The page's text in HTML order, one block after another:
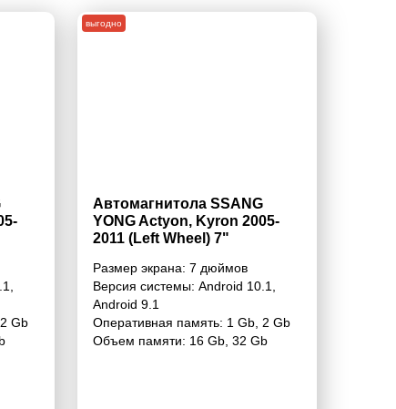
2 Gb
Автомагнитола SSANG
YONG Actyon, Kyron 2005-
2011 (Left Wheel) 7"
Размер экрана: 7 дюймов
Версия системы: Android 10.1
Android 9.1
Оперативная память: 1 Gb 2 Gb
Объем памяти: 16 Gb 32 Gb
выгодно